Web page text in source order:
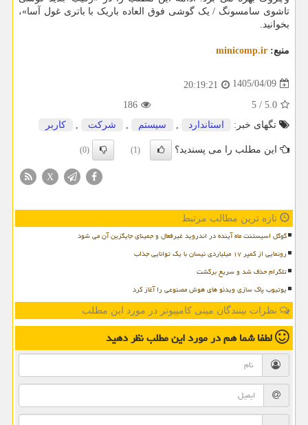
تاشوی سامسونگ / یک گوشی فوق العاده باریک با باتری غول آسا»،
بخوانید.
منبع: minicomp.ir
1405/04/09
20:19:21
5.0
/
5
186
تگهای خبر:
استاندارد سیستم شركت كاربر
این مطلب را می پسندید؟ (1)
(0)
X
تازه ترین مطالب مرتبط
گوگل اسیستنت ماه آینده در اندروید غیرفعال و جمینای جایگزین آن می شود
رونمایی از کمپر ۱۷ میلیاردی نیسان با یک توانایی جذاب
تلگرام حذف شد و سریع برگشت
یوتیوب پاک سازی ویدئو های هوش مصنوعی را آغاز کرد
نظرات بینندگان مینی کامپیوتر در مورد این مطلب
لطفا شما همدر مورد این مطلبنظر دهید